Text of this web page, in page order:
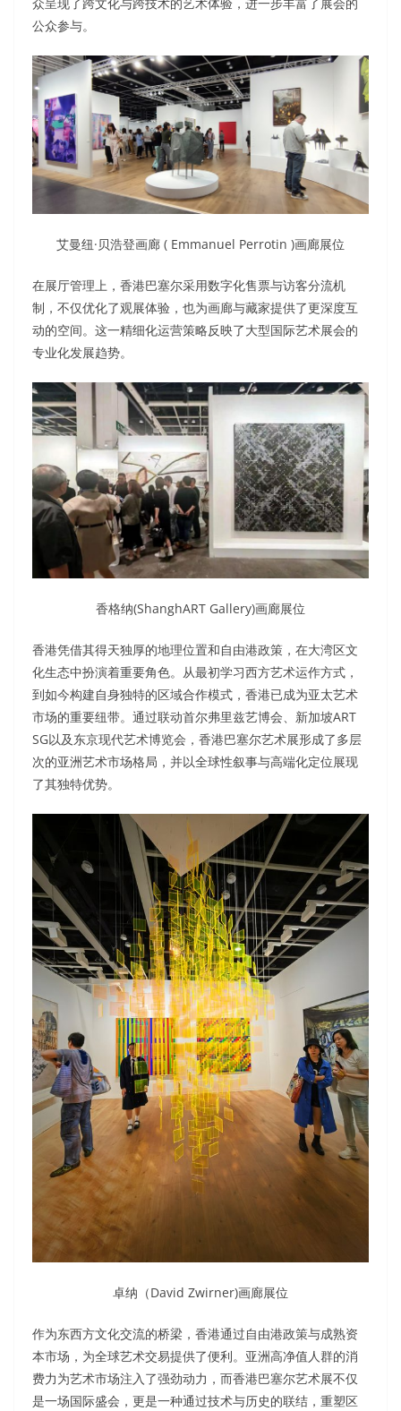
公众参与。
艾曼纽·贝浩登画廊 ( Emmanuel Perrotin )画廊展位
在展厅管理上，香港巴塞尔采用数字化售票与访客分流机
制，不仅优化了观展体验，也为画廊与藏家提供了更深度互
动的空间。这一精细化运营策略反映了大型国际艺术展会的
专业化发展趋势。
香格纳(ShanghART Gallery)画廊展位
香港凭借其得天独厚的地理位置和自由港政策，在大湾区文
化生态中扮演着重要角色。从最初学习西方艺术运作方式，
到如今构建自身独特的区域合作模式，香港已成为亚太艺术
市场的重要纽带。通过联动首尔弗里兹艺博会、新加坡ART
SG以及东京现代艺术博览会，香港巴塞尔艺术展形成了多层
次的亚洲艺术市场格局，并以全球性叙事与高端化定位展现
了其独特优势。
卓纳（David Zwirner)画廊展位
作为东西方文化交流的桥梁，香港通过自由港政策与成熟资
本市场，为全球艺术交易提供了便利。亚洲高净值人群的消
费力为艺术市场注入了强劲动力，而香港巴塞尔艺术展不仅
是一场国际盛会，更是一种通过技术与历史的联结，重塑区